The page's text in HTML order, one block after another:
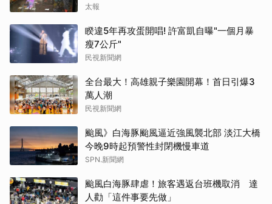
太報
睽違5年再攻蛋開唱! 許富凱自曝"一個月暴
瘦7公斤"
民視新聞網
全台最大！高雄親子樂園開幕！首日引爆3
萬人潮
民視新聞網
颱風》白海豚颱風逼近強風襲北部 淡江大橋
今晚9時起預警性封閉機慢車道
SPN.新聞網
颱風白海豚肆虐！旅客遇返台班機取消 達
人勸「這件事要先做」